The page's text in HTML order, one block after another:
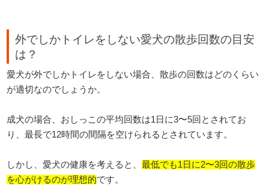
外でしかトイレをしない愛犬の散歩回数の目安
は？
愛犬が外でしかトイレをしない場合、散歩の回数はどのくらい
が適切なのでしょうか。
成犬の場合、おしっこの平均回数は1日に3〜5回とされてお
り、最長で12時間の間隔を空けられるとされています。
しかし、愛犬の健康を考えると、最低でも1日に2〜3回の散歩
を心がけるのが理想的です。